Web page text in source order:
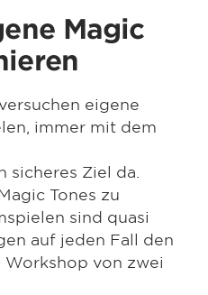
Magic
eigene
immer mit dem
sicheres Ziel da.
Tones zu
sind quasi
auf jeden Fall den
Workshop von zwei